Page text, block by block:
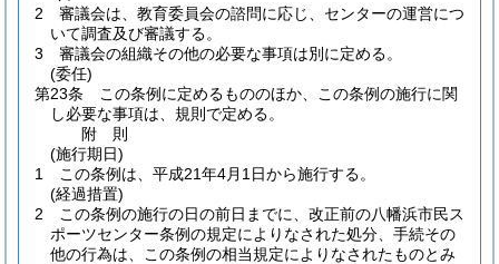
2
審議会は、教育委員会の諮問に応じ、センターの運営につ
いて調査及び審議する。
3
審議会の組織その他の必要な事項は別に定める。
(委任)
第23条
この条例に定めるもののほか、この条例の施行に関
し必要な事項は、規則で定める。
附 則
(施行期日)
1
この条例は、平成21年4月1日から施行する。
(経過措置)
2
この条例の施行の日の前日までに、改正前の八幡浜市民ス
ポーツセンター条例の規定によりなされた処分、手続その
他の行為は、この条例の相当規定によりなされたものとみ